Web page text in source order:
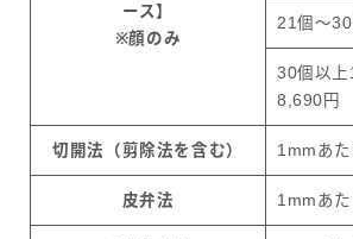
ース】
※顔のみ
21個～
30個以上
8,690円
切開法（剪除法を含む） 1mmあ
皮弁法 1mmあ